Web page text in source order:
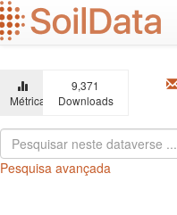
Ir
para
o
principal
Métricas
9,371
Downloads
Pesquisa avançada